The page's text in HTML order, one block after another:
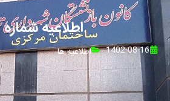
اطلاعیه شماره ۴۲
1402-08-16 اطلاعیه ها